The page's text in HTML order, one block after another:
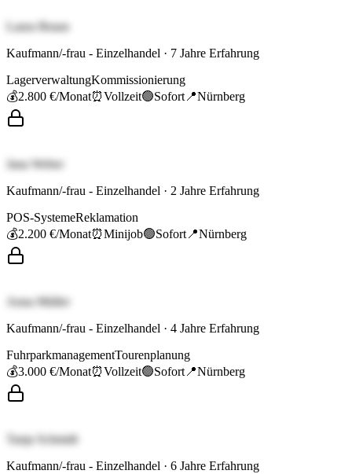
Laura Braun
Kaufmann/-frau - Einzelhandel · 7 Jahre Erfahrung
LagerverwaltungKommissionierung
💰2.800 €/Monat⏰Vollzeit🟢Sofort 📍Nürnberg
Jana Weber
Kaufmann/-frau - Einzelhandel · 2 Jahre Erfahrung
POS-SystemeReklamation
💰2.200 €/Monat⏰Minijob🟢Sofort 📍Nürnberg
Anna Müller
Kaufmann/-frau - Einzelhandel · 4 Jahre Erfahrung
FuhrparkmanagementTourenplanung
💰3.000 €/Monat⏰Vollzeit🟢Sofort 📍Nürnberg
Tanja Schmidt
Kaufmann/-frau - Einzelhandel · 6 Jahre Erfahrung